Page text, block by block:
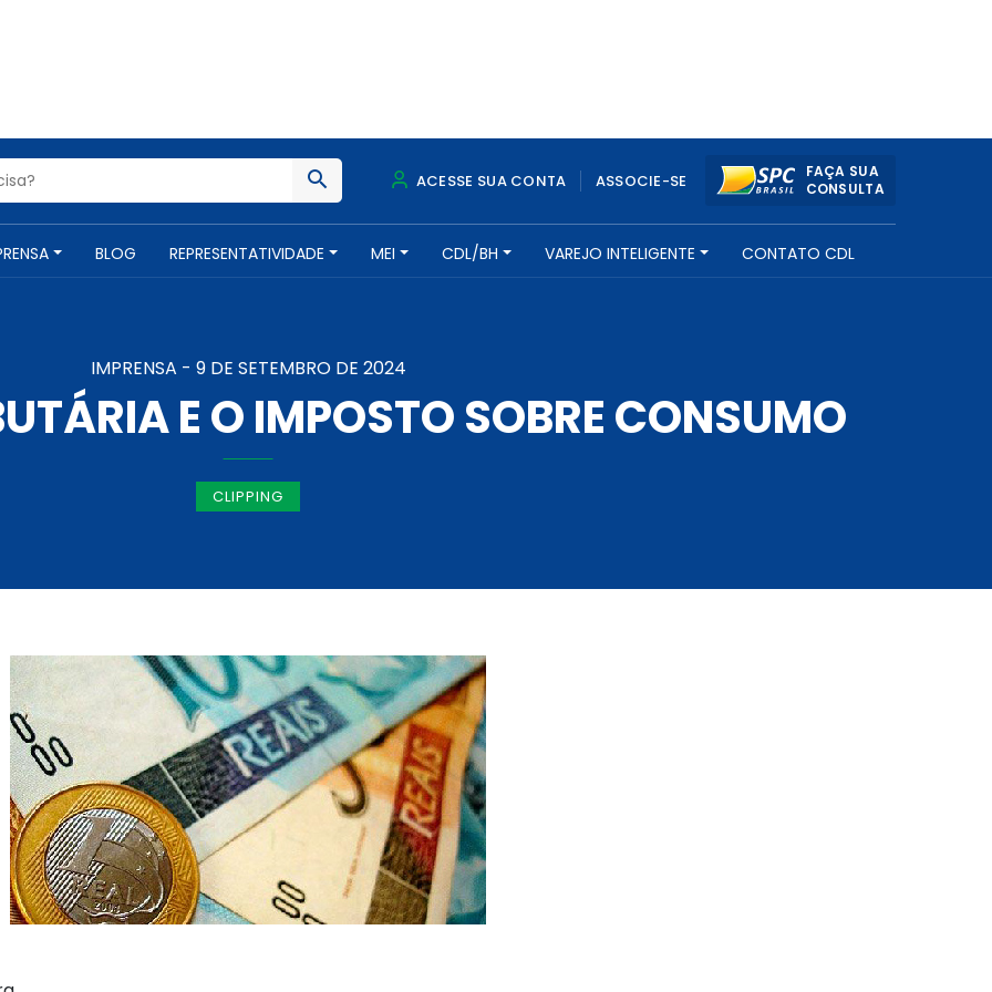
ACESSE SUA CONTA ASSOCIE-SE
FAÇA SUA
CONSULTA
BLOG REPRESENTATIVIDADE MEI CDL/BH VAREJO INTELIGENTE CONTATO CDL
IMPRENSA - 9 DE SETEMBRO DE 2024
E O IMPOSTO SOBRE CONSUMO
CLIPPING